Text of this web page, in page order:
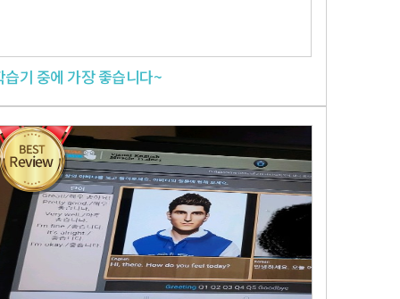
습기 중에 가장 좋습니다~